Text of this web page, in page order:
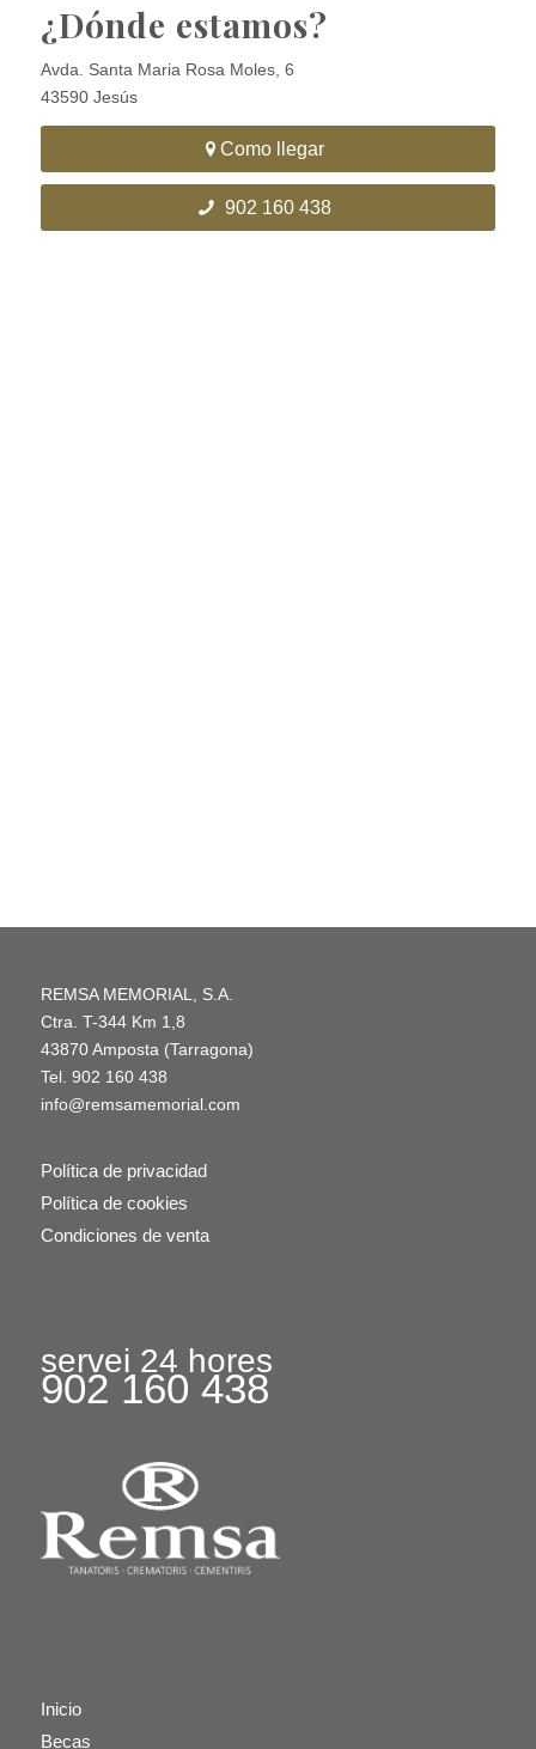
¿Dónde estamos?
Avda. Santa Maria Rosa Moles, 6
43590 Jesús
Como llegar
902 160 438
REMSA MEMORIAL, S.A.
Ctra. T-344 Km 1,8
43870 Amposta (Tarragona)
Tel. 902 160 438
info@remsamemorial.com
Política de privacidad
Política de cookies
Condiciones de venta
servei 24 hores
902 160 438
Inicio
Becas